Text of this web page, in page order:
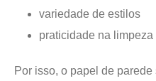
variedade de estilos
praticidade na limpeza
Por isso, o papel de